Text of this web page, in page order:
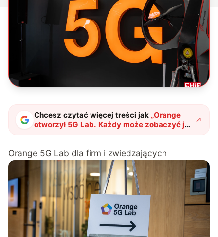
Chcesz czytać więcej treści jak „Orange
otworzył 5G Lab. Każdy może zobaczyć jak
działa sieć 5G"?
Orange 5G Lab dla firm i zwiedzających